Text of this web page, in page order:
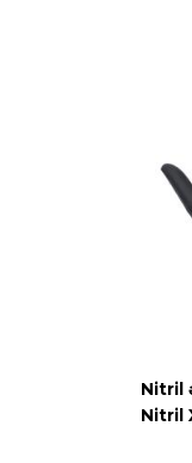
Nitril
Nitril